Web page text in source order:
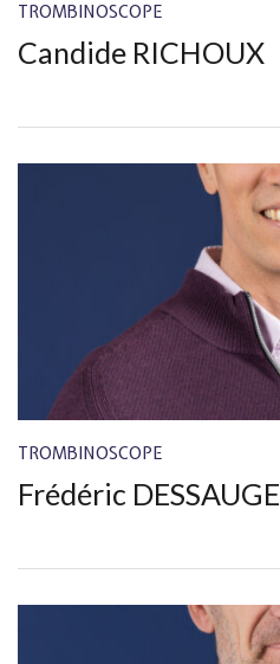
TROMBINOSCOPE
Candide RICHOUX
TROMBINOSCOPE
Frédéric DESSAUGE